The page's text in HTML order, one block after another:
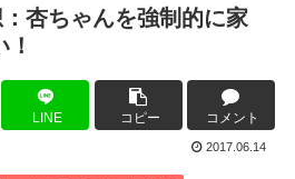
RSS
杏ちゃんを強制的に家
LINE コピー コメント
2017.06.14